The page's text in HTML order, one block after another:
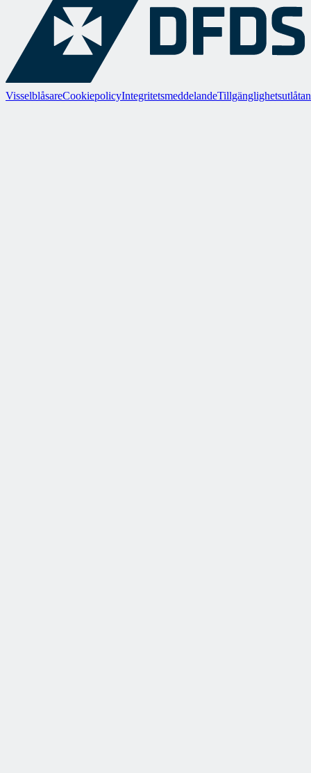
VisselblåsareCookiepolicyIntegritetsmeddelande